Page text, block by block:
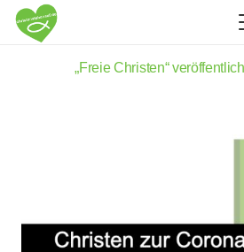
„Freie Christen“